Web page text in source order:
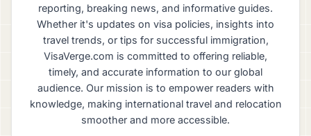
reporting, breaking news, and informative guides.
Whether it's updates on visa policies, insights into
travel trends, or tips for successful immigration,
VisaVerge.com is committed to offering reliable,
timely, and accurate information to our global
audience. Our mission is to empower readers with
knowledge, making international travel and relocation
smoother and more accessible.